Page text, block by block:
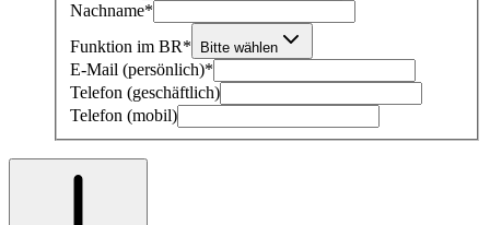
Nachname*
Funktion im BR* Bitte wählen
E-Mail (persönlich)*
Telefon (geschäftlich)
Telefon (mobil)